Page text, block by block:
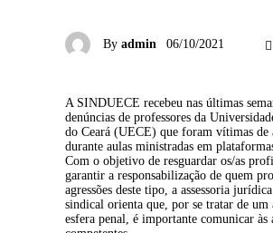
By admin 06/10/2021
A SINDUECE recebeu nas últimas
denúncias de professores da
do Ceará (UECE) que foram vítimas de
durante aulas ministradas em
Com o objetivo de resguardar os/as
garantir a responsabilização de quem
agressões deste tipo, a assessoria
sindical orienta que, por se tratar de
esfera penal, é importante comunicar às